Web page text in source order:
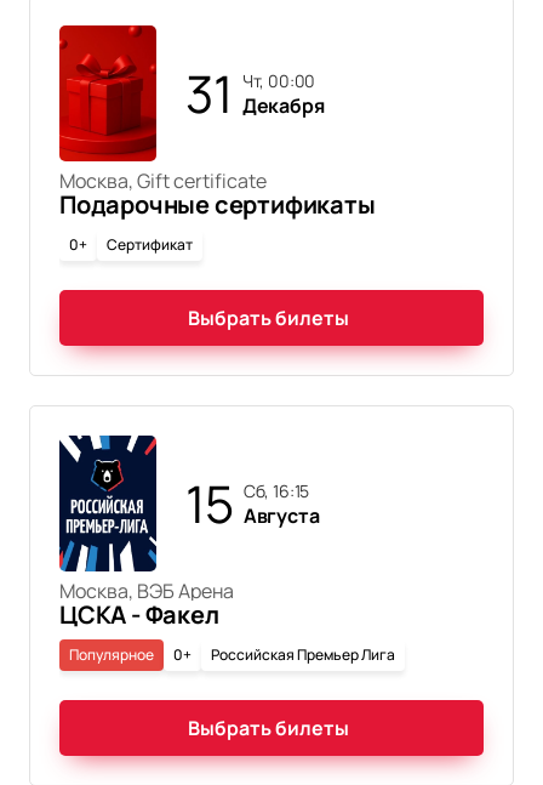
31 чт, 00:00
Декабря
Москва, Gift certificate
Подарочные сертификаты
0+ Сертификат
Выбрать билеты
15 сб, 16:15
Августа
Москва, ВЭБ Арена
ЦСКА - Факел
0+ Российская Премьер Лига
Популярное
Выбрать билеты